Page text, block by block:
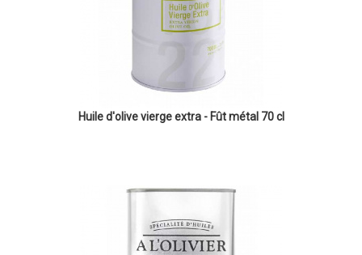
Huile d'olive vierge extra - Fût métal 70 cl